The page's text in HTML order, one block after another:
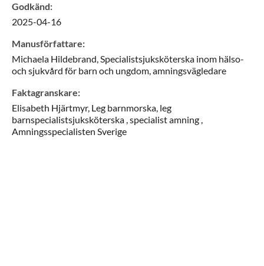
Godkänd:
2025-04-16
Manusförfattare:
Michaela Hildebrand,Specialistsjuksköterska inom hälso-
och sjukvård för barn och ungdom, amningsvägledare
Faktagranskare:
Elisabeth Hjärtmyr, Leg barnmorska, leg
barnspecialistsjuksköterska , specialist amning ,
Amningsspecialisten Sverige